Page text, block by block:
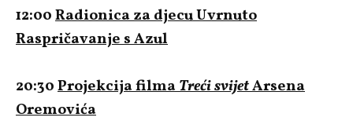
12:00Radionica za djecu Uvrnuto
Raspričavanje s Azul
20:30Projekcija filmaTreći svijetArsena
Oremovića